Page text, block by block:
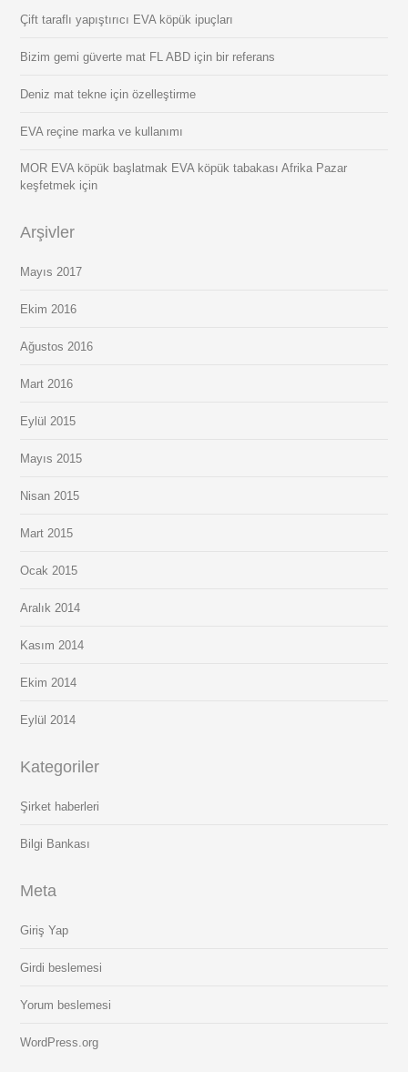
Çift taraflı yapıştırıcı EVA köpük ipuçları
Bizim gemi güverte mat FL ABD için bir referans
Deniz mat tekne için özelleştirme
EVA reçine marka ve kullanımı
MOR EVA köpük başlatmak EVA köpük tabakası Afrika Pazar
keşfetmek için
Arşivler
Mayıs 2017
Ekim 2016
Ağustos 2016
Mart 2016
Eylül 2015
Mayıs 2015
Nisan 2015
Mart 2015
Ocak 2015
Aralık 2014
Kasım 2014
Ekim 2014
Eylül 2014
Kategoriler
Şirket haberleri
Bilgi Bankası
Meta
Giriş Yap
Girdi beslemesi
Yorum beslemesi
WordPress.org